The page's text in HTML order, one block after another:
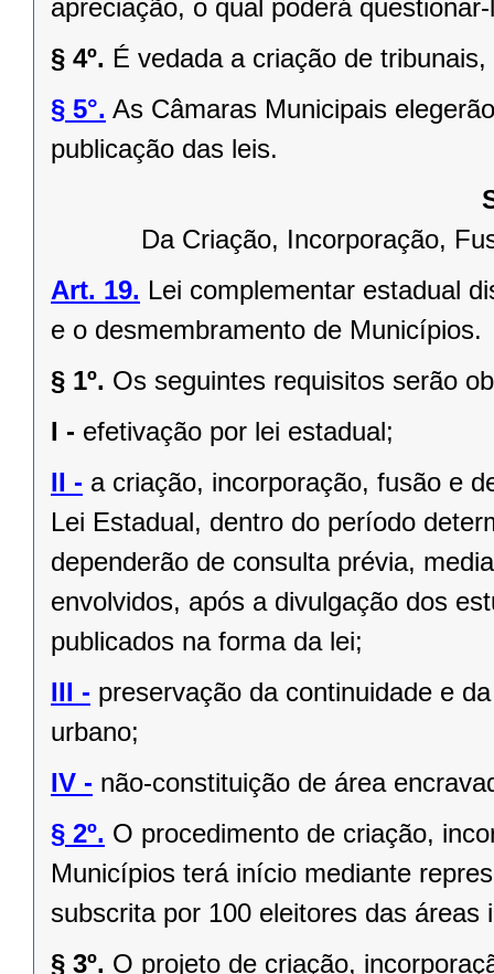
apreciação, o qual poderá
§ 4º. É vedada a criação de
§ 5°. As Câmaras Municipais
publicação das leis.
Da Criação, Incorporação,
Art. 19. Lei complementar estadual
e o desmembramento de Municípios.
§ 1º. Os seguintes requisitos serão
I - efetivação por lei estadual;
II - a criação, incorporação, fusão e
Lei Estadual, dentro do período
dependerão de consulta prévia,
envolvidos, após a divulgação dos
publicados na forma da lei;
III - preservação da continuidade e
urbano;
IV - não-constituição de área
§ 2º. O procedimento de criação,
Municípios terá início mediante
subscrita por 100 eleitores das
§ 3º. O projeto de criação,